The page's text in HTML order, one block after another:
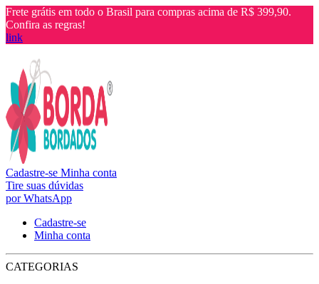
Frete grátis em todo o Brasil para compras acima de R$ 399,90.
Confira as regras!
link
Cadastre-se Minha conta
Tire suas dúvidas
por WhatsApp
Cadastre-se
Minha conta
CATEGORIAS